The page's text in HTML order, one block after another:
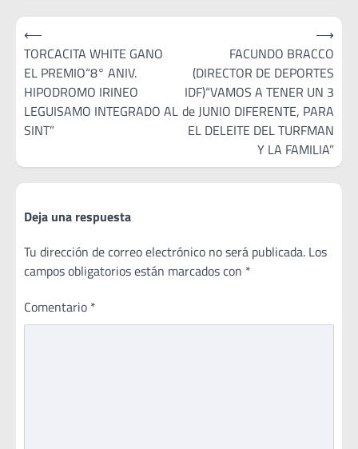
Navegación
de
entradas
⟵
TORCACITA WHITE GANO
EL PREMIO“8° ANIV.
HIPODROMO IRINEO
LEGUISAMO INTEGRADO AL
SINT”
FACUNDO BRACCO
(DIRECTOR DE DEPORTES
IDF)“VAMOS A TENER UN 3
de JUNIO DIFERENTE, PARA
EL DELEITE DEL TURFMAN
Y LA FAMILIA”
⟶
Deja una respuesta
Tu dirección de correo electrónico no será publicada. Los
campos obligatorios están marcados con *
Comentario *